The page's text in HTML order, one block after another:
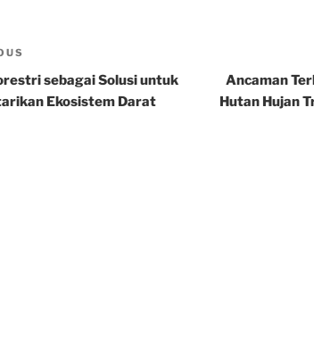
sebagai Solusi untuk
Ekosistem Darat
Ancaman
Hutan Hujan